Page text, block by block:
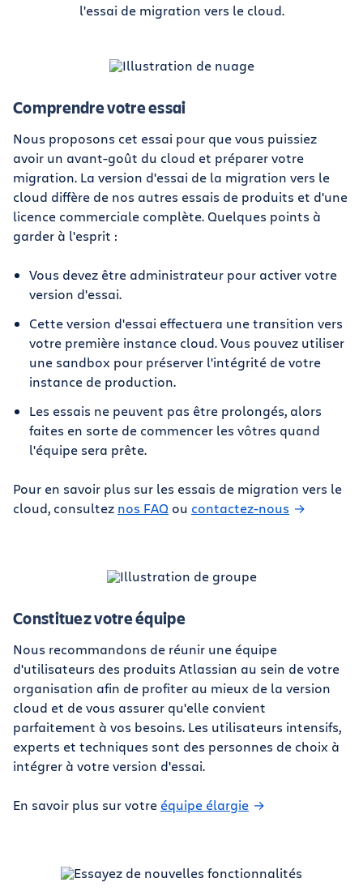
l'essai de migration vers le cloud.
Comprendre votre essai
Nous proposons cet essai pour que vous puissiez
avoir un avant-goût du cloud et préparer votre
migration. La version d'essai de la migration vers le
cloud diffère de nos autres essais de produits et d'une
licence commerciale complète. Quelques points à
garder à l'esprit :
Vous devez être administrateur pour activer votre
version d'essai.
Cette version d'essai effectuera une transition vers
votre première instance cloud. Vous pouvez utiliser
une sandbox pour préserver l'intégrité de votre
instance de production.
Les essais ne peuvent pas être prolongés, alors
faites en sorte de commencer les vôtres quand
l'équipe sera prête.
Pour en savoir plus sur les essais de migration vers le
cloud, consultez nos FAQ ou contactez-nous
Constituez votre équipe
Nous recommandons de réunir une équipe
d'utilisateurs des produits Atlassian au sein de votre
organisation afin de profiter au mieux de la version
cloud et de vous assurer qu'elle convient
parfaitement à vos besoins. Les utilisateurs intensifs,
experts et techniques sont des personnes de choix à
intégrer à votre version d'essai.
En savoir plus sur votre équipe élargie